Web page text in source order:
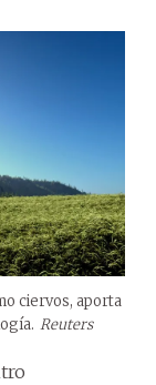
ciervos, aporta
Reuters